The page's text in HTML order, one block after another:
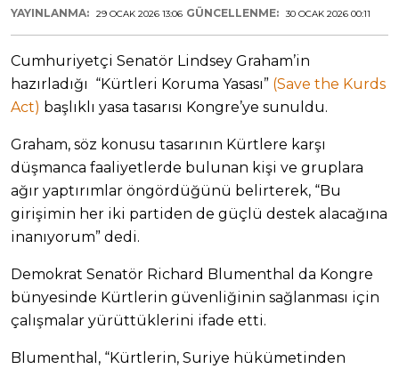
YAYINLANMA: 29 OCAK 2026 13:06 GÜNCELLENME: 30 OCAK 2026 00:11
Cumhuriyetçi Senatör Lindsey Graham’in
hazırladığı “Kürtleri Koruma Yasası” (Save the Kurds
Act) başlıklı yasa tasarısı Kongre’ye sunuldu.
Graham, söz konusu tasarının Kürtlere karşı
düşmanca faaliyetlerde bulunan kişi ve gruplara
ağır yaptırımlar öngördüğünü belirterek, “Bu
girişimin her iki partiden de güçlü destek alacağına
inanıyorum” dedi.
Demokrat Senatör Richard Blumenthal da Kongre
bünyesinde Kürtlerin güvenliğinin sağlanması için
çalışmalar yürüttüklerini ifade etti.
Blumenthal, “Kürtlerin, Suriye hükümetinden